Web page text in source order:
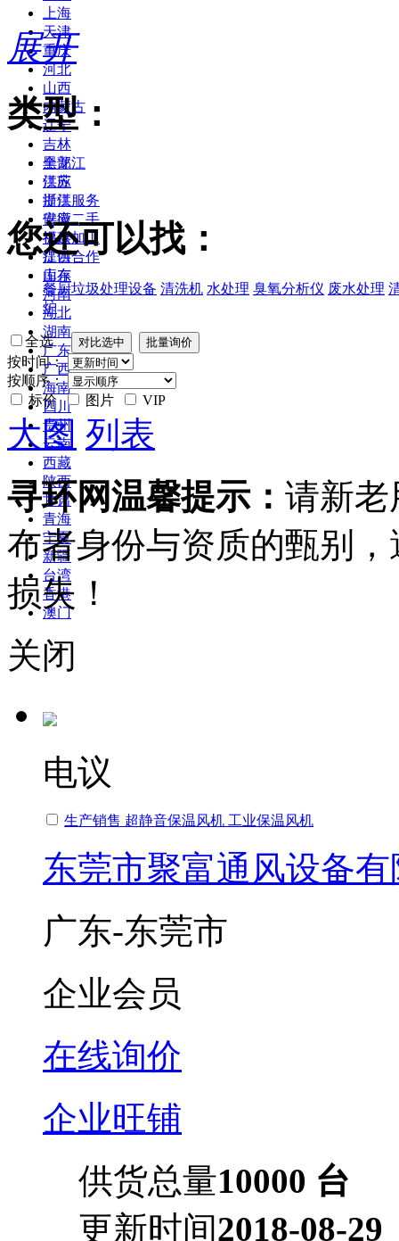
上海
天津
重庆
河北
山西
内蒙古
辽宁
吉林
黑龙江
江苏
浙江
安徽
福建
江西
山东
河南
湖北
湖南
广东
广西
海南
四川
贵州
云南
西藏
陕西
甘肃
青海
宁夏
新疆
台湾
香港
澳门
展开
类型：
全部
供应
提供服务
供应二手
提供加工
提供合作
库存
您还可以找：
餐厨垃圾处理设备 清洗机 水处理 臭氧分析仪 废水处理
炉
全选
按时间：
按顺序：
标价
图片 VIP
大图 列表
寻环网温馨提示： 请新老
布者身份与资质的甄别
损失！
关闭
电议
生产销售 超静音保温风机 工业保温风机
东莞市聚富通风设备
广东-东莞市
企业会员
在线询价
企业旺铺
供货总量10000 台
更新时间2018-08-29